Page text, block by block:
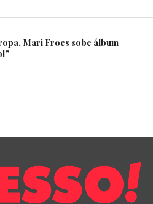
Mari Froes sobe álbum